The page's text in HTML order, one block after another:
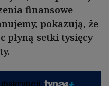
finansowe
pokazują, że
płyną setki tysięcy